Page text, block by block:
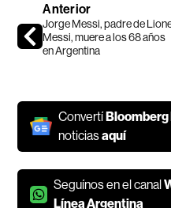
Anterior
Jorge Messi, padre de
Messi, muere a los 68 años
en Argentina
ConvertíBloomberg
noticiasaquí
Seguínos en el canal
Línea Argentina